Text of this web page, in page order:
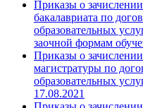
Приказы о
бакалавриата по
образовательных
заочной формам
Приказы о
магистратуры по
образовательных
17.08.2021